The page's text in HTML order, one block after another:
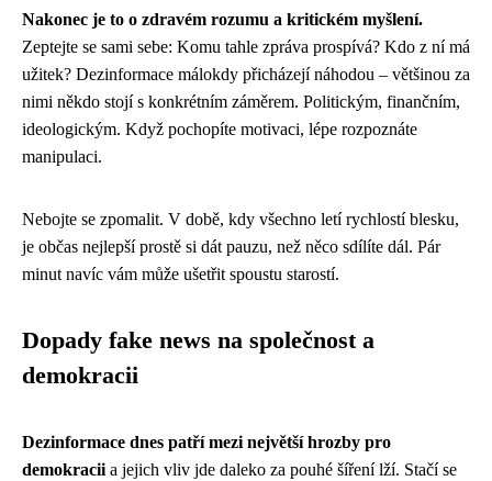
Nakonec je to o zdravém rozumu a kritickém myšlení.
Zeptejte se sami sebe: Komu tahle zpráva prospívá? Kdo z ní má
užitek? Dezinformace málokdy přicházejí náhodou – většinou za
nimi někdo stojí s konkrétním záměrem. Politickým, finančním,
ideologickým. Když pochopíte motivaci, lépe rozpoznáte
manipulaci.
Nebojte se zpomalit. V době, kdy všechno letí rychlostí blesku,
je občas nejlepší prostě si dát pauzu, než něco sdílíte dál. Pár
minut navíc vám může ušetřit spoustu starostí.
Dopady fake news na společnost a
demokracii
Dezinformace dnes patří mezi největší hrozby pro
demokracii a jejich vliv jde daleko za pouhé šíření lží. Stačí se